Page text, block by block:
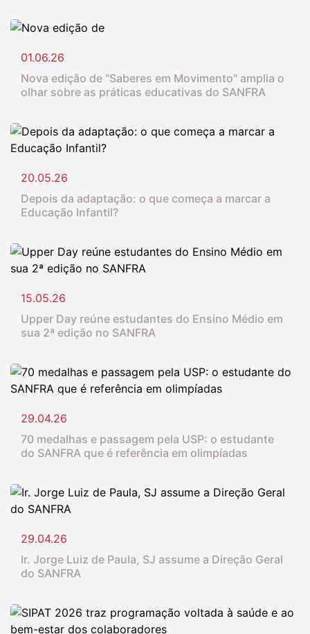
01.06.26
Nova edição de "Saberes em Movimento" amplia o
olhar sobre as práticas educativas do SANFRA
20.05.26
Depois da adaptação: o que começa a marcar a
Educação Infantil?
15.05.26
Upper Day reúne estudantes do Ensino Médio em
sua 2ª edição no SANFRA
29.04.26
70 medalhas e passagem pela USP: o estudante
do SANFRA que é referência em olimpíadas
29.04.26
Ir. Jorge Luiz de Paula, SJ assume a Direção Geral
do SANFRA